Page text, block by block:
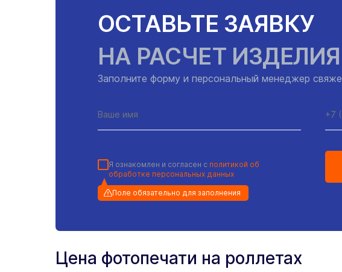
ОСТАВЬТЕ ЗАЯВКУ
НА РАСЧЕТ ИЗДЕЛИЯ
Заполните форму и персональный менеджер
Я ознакомлен и согласен с политикой об
обработке персональных данных
Поле обязательно для заполнения
Цена фотопечати на роллетах